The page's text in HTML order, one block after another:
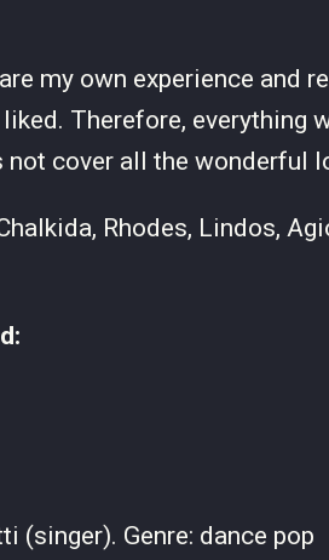
my own experience and
Therefore, everything
not cover all the wonderful
Rhodes, Lindos,
Genre: dance pop